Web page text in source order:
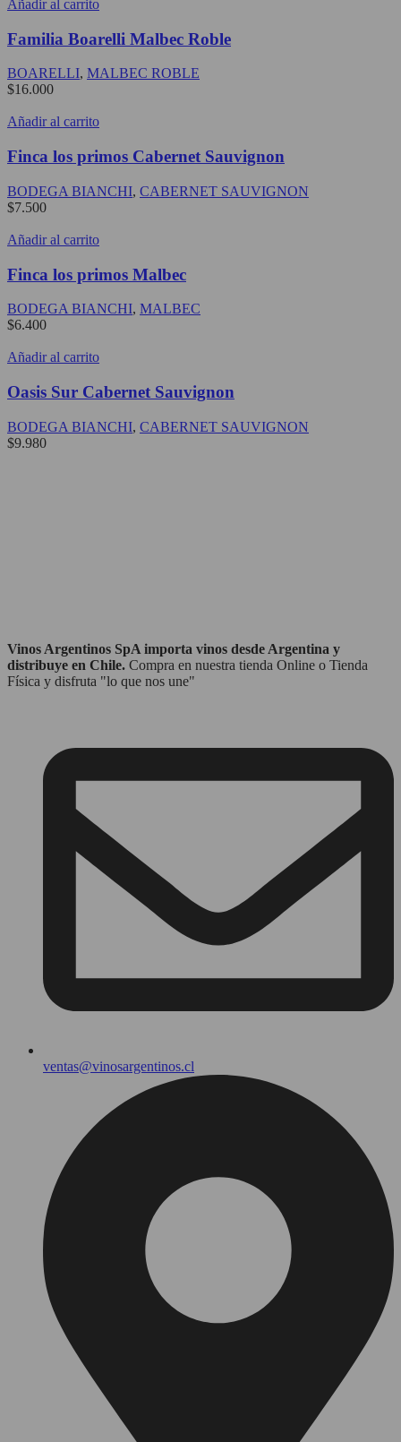
Añadir al carrito
Familia Boarelli Malbec Roble
BOARELLI, MALBEC ROBLE
$16.000
Añadir al carrito
Finca los primos Cabernet Sauvignon
BODEGA BIANCHI, CABERNET SAUVIGNON
$7.500
Añadir al carrito
Finca los primos Malbec
BODEGA BIANCHI, MALBEC
$6.400
Añadir al carrito
Oasis Sur Cabernet Sauvignon
BODEGA BIANCHI, CABERNET SAUVIGNON
$9.980
Vinos Argentinos SpA importa vinos desde Argentina y
distribuye en Chile. Compra en nuestra tienda Online o Tienda
Física y disfruta "lo que nos une"
ventas@vinosargentinos.cl